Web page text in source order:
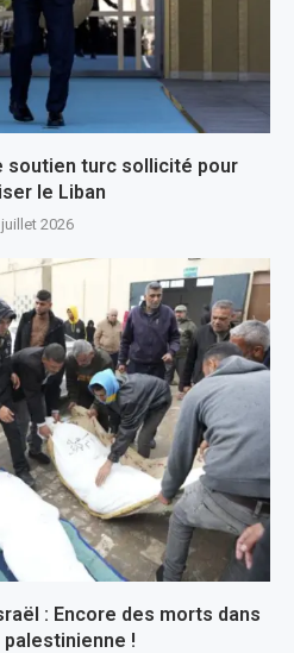
soutien turc sollicité pour
le Liban
2026
: Encore des morts dans
palestinienne !